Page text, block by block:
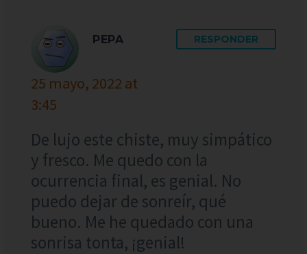
PEPA
25 mayo, 2022 at
3:45
RESPONDER
De lujo este chiste, muy simpático
y fresco. Me quedo con la
ocurrencia final, es genial. No
puedo dejar de sonreír, qué
bueno. Me he quedado con una
sonrisa tonta, ¡genial!